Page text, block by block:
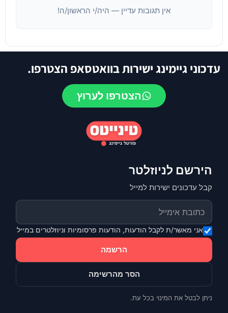
אין תגובות עדיין — היה/י הראשון/ה!
עדכוני גיימינג ישירות בוואטסאפ הצטרפו.
הצטרפו לערוץ
הירשם לניוזלטר
קבל עדכונים ישירות למייל
אני מאשר/ת לקבל הודעות, הודעות פרסומיות וניוזלטרים במייל
הרשמה
הסר מהרשימה
ניתן לבטל את המינוי בכל עת.